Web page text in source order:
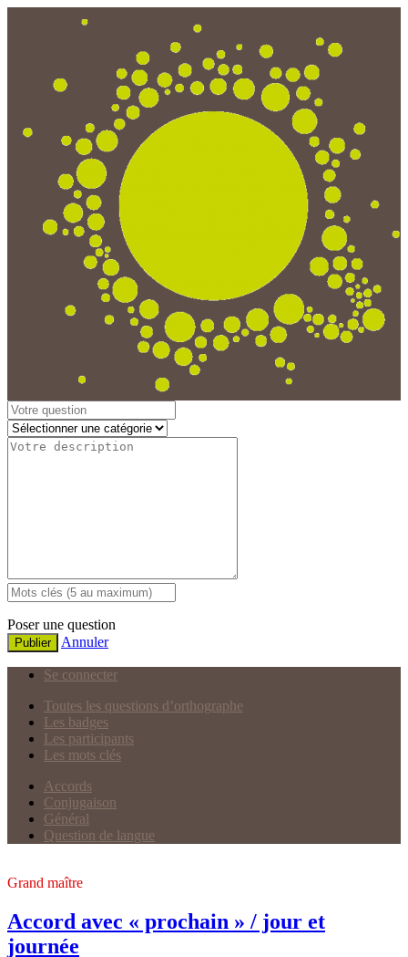
Poser une question
Publier Annuler
Se connecter
Toutes les questions d’orthographe
Les badges
Les participants
Les mots clés
Accords
Conjugaison
Général
Question de langue
Grand maître
Accord avec « prochain » / jour et
journée